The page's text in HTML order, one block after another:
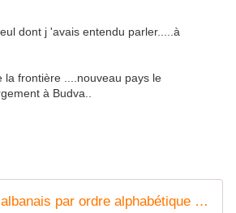
dont j 'avais entendu parler.....à
la frontière ....nouveau pays le
à Budva..
Liste d'écrivains albanais par ordre alphabétique - Wikipédia